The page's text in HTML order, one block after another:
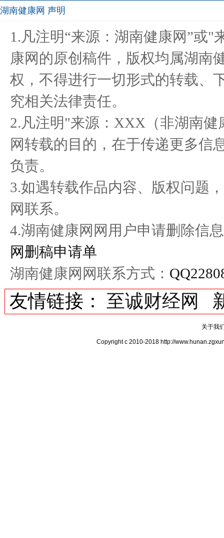
生
式上市
la rucoure兰瑞推出 “人造
皮肤
湖南健康网 声明
1.凡注明“来源：湖南健康网”或
康网的原创稿件，版权均属湖南
权，不得进行一切形式的转载、
究相关法律责任。
2.凡注明"来源：XXX（非湖南
网转载的目的，在于传递更多信
负责。
3.如遇转载作品内容、版权问题
网联系。
4.湖南健康网网用户申请删除信
网删稿申请单
湖南健康网网联系方式：
友情链接： 至诚财经网
关于我
Copyright c 2010-2018 http://